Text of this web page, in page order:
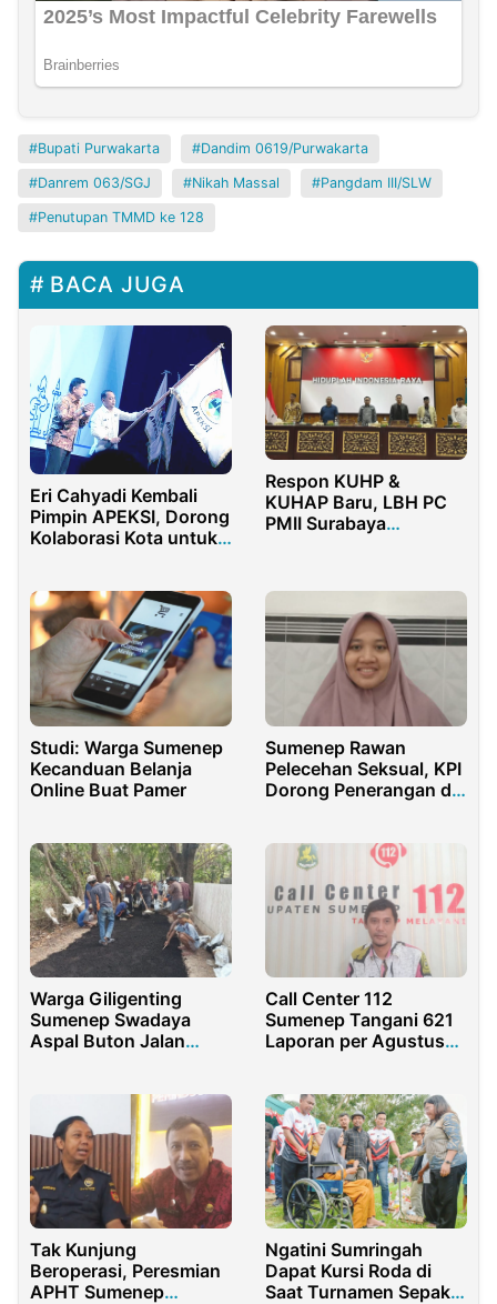
Bupati Purwakarta Dandim 0619/Purwakarta
Danrem 063/SGJ Nikah Massal Pangdam III/SLW
Penutupan TMMD ke 128
BACA JUGA
Eri Cahyadi Kembali
Pimpin APEKSI, Dorong
Kolaborasi Kota untuk
Respon KUHP &
KUHAP Baru, LBH PC
PMII Surabaya
Studi: Warga Sumenep
Kecanduan Belanja
Online Buat Pamer
Sumenep Rawan
Pelecehan Seksual, KPI
Dorong Penerangan di
Warga Giligenting
Sumenep Swadaya
Aspal Buton Jalan
Call Center 112
Sumenep Tangani 621
Laporan per Agustus
Tak Kunjung
Beroperasi, Peresmian
APHT Sumenep
Ngatini Sumringah
Dapat Kursi Roda di
Saat Turnamen Sepak